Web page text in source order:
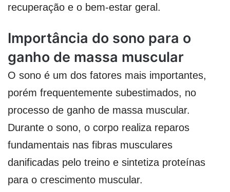
recuperação e o bem-estar geral.
Importância do sono para o
ganho de massa muscular
O sono é um dos fatores mais importantes,
porém frequentemente subestimados, no
processo de ganho de massa muscular.
Durante o sono, o corpo realiza reparos
fundamentais nas fibras musculares
danificadas pelo treino e sintetiza proteínas
para o crescimento muscular.